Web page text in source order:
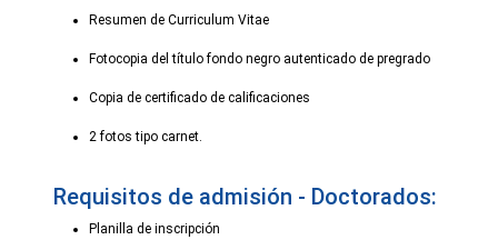
Resumen de Curriculum Vitae
Fotocopia del título fondo negro autenticado de pregrado
Copia de certificado de calificaciones
2 fotos tipo carnet.
Requisitos de admisión - Doctorados:
Planilla de inscripción